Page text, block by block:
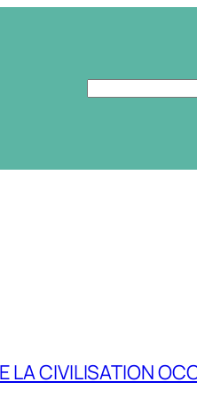
Rechercher
LA CIVILISATION